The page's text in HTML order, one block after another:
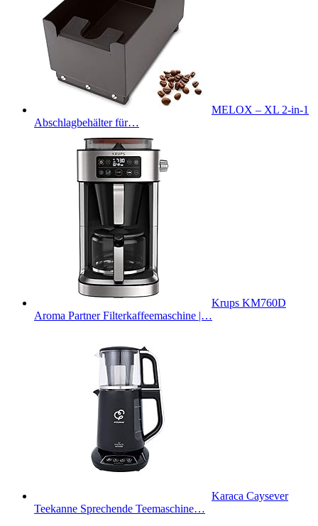
MELOX – XL 2-in-1
Abschlagbehälter für…
Krups KM760D
Aroma Partner Filterkaffeemaschine |…
Karaca Caysever
Teekanne Sprechende Teemaschine…